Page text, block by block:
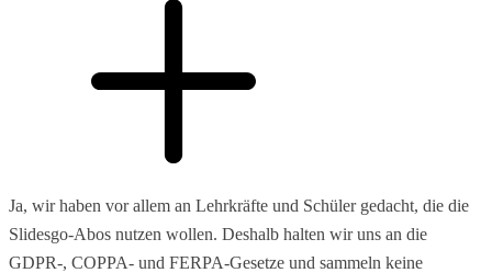
Ja, wir haben vor allem an Lehrkräfte und Schüler gedacht, die die
Slidesgo-Abos nutzen wollen. Deshalb halten wir uns an die
GDPR-, COPPA- und FERPA-Gesetze und sammeln keine